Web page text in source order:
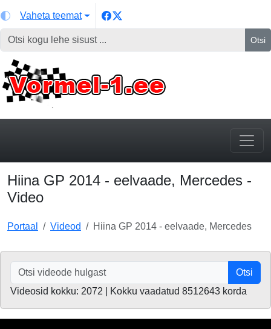
Vaheta teemat
Otsi
Hiina GP 2014 - eelvaade, Mercedes -
Video
Portaal Videod Hiina GP 2014 - eelvaade, Mercedes
Otsi
Videosid kokku: 2072 | Kokku vaadatud 8512643 korda